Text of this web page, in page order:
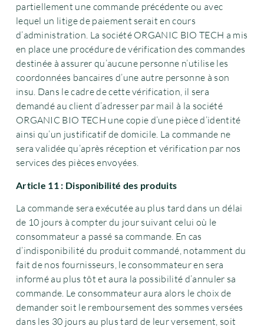
partiellement une commande précédente ou avec
lequel un litige de paiement serait en cours
d’administration. La société ORGANIC BIO TECH a mis
en place une procédure de vérification des commandes
destinée à assurer qu’aucune personne n’utilise les
coordonnées bancaires d’une autre personne à son
insu. Dans le cadre de cette vérification, il sera
demandé au client d’adresser par mail à la société
ORGANIC BIO TECH une copie d’une pièce d’identité
ainsi qu’un justificatif de domicile. La commande ne
sera validée qu’après réception et vérification par nos
services des pièces envoyées.
Article 11 : Disponibilité des produits
La commande sera exécutée au plus tard dans un délai
de 10 jours à compter du jour suivant celui où le
consommateur a passé sa commande. En cas
d’indisponibilité du produit commandé, notamment du
fait de nos fournisseurs, le consommateur en sera
informé au plus tôt et aura la possibilité d’annuler sa
commande. Le consommateur aura alors le choix de
demander soit le remboursement des sommes versées
dans les 30 jours au plus tard de leur versement, soit